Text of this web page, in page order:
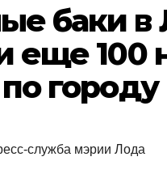
баки в
еще 100
городу
служба мэрии Лода